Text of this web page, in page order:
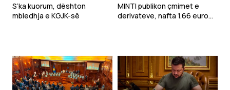
S’ka kuorum, dështon
mbledhja e KGJK-së
MINTI publikon çmimet e
derivateve, nafta 1.66 euro